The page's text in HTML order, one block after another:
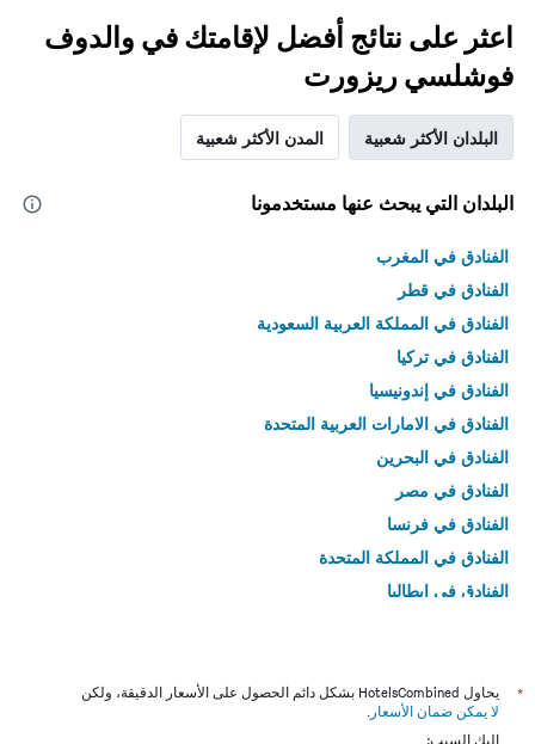
اعثر على نتائج أفضل لإقامتك في والدوف
فوشلسي ريزورت
البلدان الأكثر شعبية المدن الأكثر شعبية
البلدان التي يبحث عنها مستخدمونا
الفنادق في المغرب
الفنادق في قطر
الفنادق في المملكة العربية السعودية
الفنادق في تركيا
الفنادق في إندونيسيا
الفنادق في الامارات العربية المتحدة
الفنادق في البحرين
الفنادق في مصر
الفنادق في فرنسا
الفنادق في المملكة المتحدة
الفنادق في إيطاليا
*
يحاول HotelsCombined بشكل دائم الحصول على الأسعار الدقيقة، ولكن
لا يمكن ضمان الأسعار .
إليك السبب: